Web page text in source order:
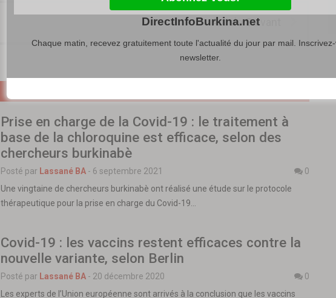
Article Suivant
Prise en charge de la Covid-19 : le traitement à
base de la chloroquine est efficace, selon des
chercheurs burkinabè
Posté par Lassané BA - 6 septembre 2021
0
Une vingtaine de chercheurs burkinabè ont réalisé une étude sur le protocole
thérapeutique pour la prise en charge du Covid-19…
Covid-19 : les vaccins restent efficaces contre la
nouvelle variante, selon Berlin
Posté par Lassané BA - 20 décembre 2020
0
Les experts de l’Union européenne sont arrivés à la conclusion que les vaccins
DirectInfoBurkina.net
Chaque matin, recevez gratuitement toute l'actualité du jour par mail.
newsletter.